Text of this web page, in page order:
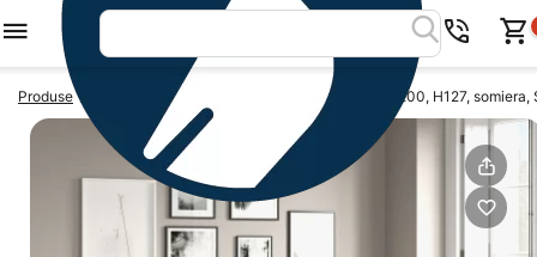
Produse Pat tapitat GEORGIA Clasic, 180x200, H127,